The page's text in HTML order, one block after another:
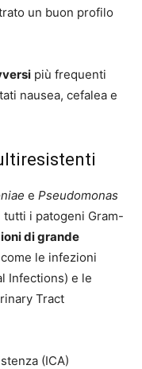
un buon profilo
più frequenti
nausea, cefalea e
e Pseudomonas
i patogeni Gram-
di grande
come le infezioni
Infections) e le
Tract
(ICA)